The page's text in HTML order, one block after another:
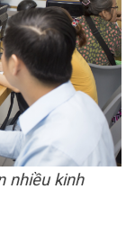
nhiều kinh